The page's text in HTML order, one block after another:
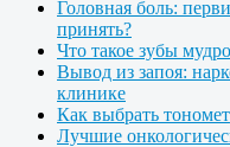
Головная боль:
принять?
Что такое зубы
Вывод из запоя:
клинике
Как выбрать
Лучшие